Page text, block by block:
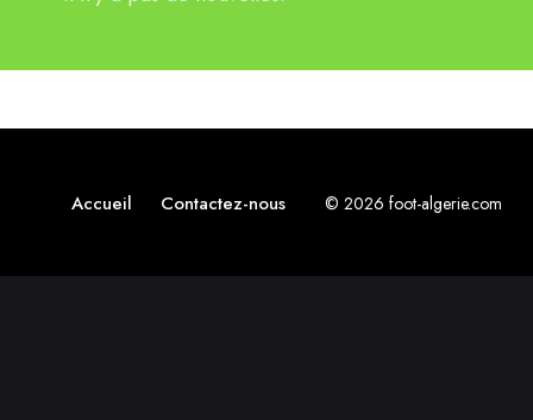
Accueil Contactez-nous © 2026 foot-algerie.com